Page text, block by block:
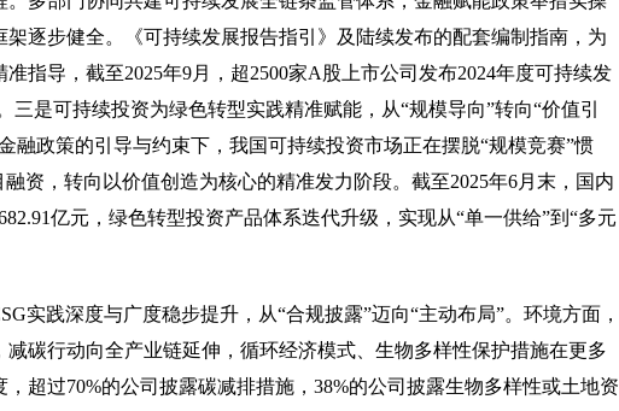
逐步健全。《可持续发展报告指引》及陆续发布的配套编制指南，为
指导，截至2025年9月，超2500家A股上市公司发布2024年度可持续发
三是可持续投资为绿色转型实践精准赋能，从“规模导向”转向“价值引
融政策的引导与约束下，我国可持续投资市场正在摆脱“规模竞赛”惯
资，转向以价值创造为核心的精准发力阶段。截至2025年6月末，国内
亿元，绿色转型投资产品体系迭代升级，实现从“单一供给”到“多元
实践深度与广度稳步提升，从“合规披露”迈向“主动布局”。环境方面，
碳行动向全产业链延伸，循环经济模式、生物多样性保护措施在更多
超过70%的公司披露碳减排措施，38%的公司披露生物多样性或土地资